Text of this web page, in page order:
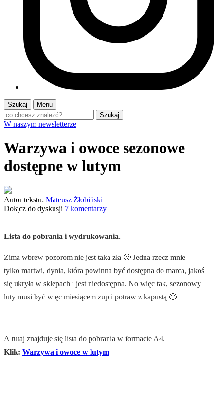
Szukaj
Menu
Szukaj
W naszym newsletterze
Warzywa i owoce sezonowe
dostępne w lutym
Autor tekstu: Mateusz Żłobiński
Dołącz do dyskusji 7 komentarzy
Lista do pobrania i wydrukowania.
Zima wbrew pozorom nie jest taka zła 🙂 Jedna rzecz mnie
tylko martwi, dynia, która powinna być dostępna do marca, jakoś
się ukryła w sklepach i jest niedostępna. No więc tak, sezonowy
luty musi być więc miesiącem zup i potraw z kapustą 🙂
A tutaj znajduje się lista do pobrania w formacie A4.
Klik: Warzywa i owoce w lutym